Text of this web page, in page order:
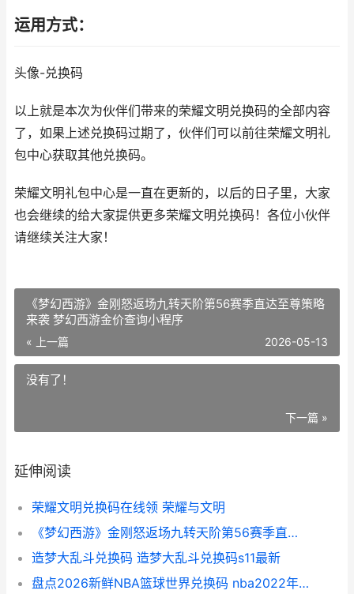
运用方式：
头像-兑换码
以上就是本次为伙伴们带来的荣耀文明兑换码的全部内容
了，如果上述兑换码过期了，伙伴们可以前往荣耀文明礼
包中心获取其他兑换码。
荣耀文明礼包中心是一直在更新的，以后的日子里，大家
也会继续的给大家提供更多荣耀文明兑换码！各位小伙伴
请继续关注大家！
《梦幻西游》金刚怒返场九转天阶第56赛季直达至尊策略
来袭 梦幻西游金价查询小程序
« 上一篇 2026-05-13
没有了！
下一篇 »
延伸阅读
荣耀文明兑换码在线领 荣耀与文明
《梦幻西游》金刚怒返场九转天阶第56赛季直达至尊策略来袭 梦幻西游金价查询小程序
造梦大乱斗兑换码 造梦大乱斗兑换码s11最新
盘点2026新鲜NBA篮球世界兑换码 nba2022年新秀排行榜